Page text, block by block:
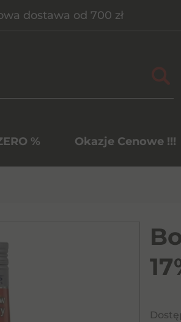
dostawa od 700 zł
% Okazje Cenowe !!!